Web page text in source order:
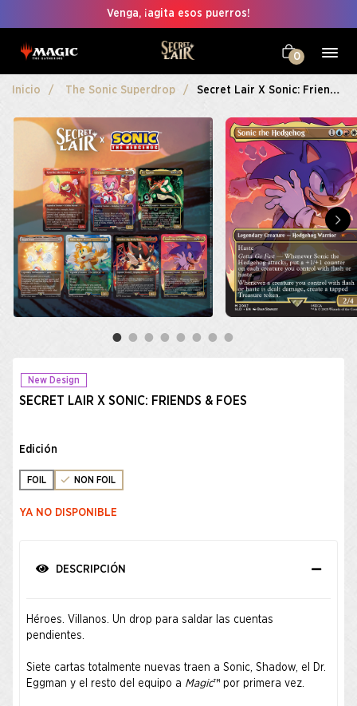
Venga, ¡agita esos puerros!
0
Inicio The Sonic Superdrop Secret Lair X Sonic: Friends & Foes
New Design
SECRET LAIR X SONIC: FRIENDS & FOES
Edición
FOIL NON FOIL
YA NO DISPONIBLE
DESCRIPCIÓN
Héroes. Villanos. Un drop para saldar las cuentas
pendientes.
Siete cartas totalmente nuevas traen a Sonic, Shadow, el Dr.
Eggman y el resto del equipo a Magic™ por primera vez.